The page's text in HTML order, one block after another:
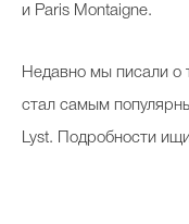
и Paris Montaigne.
Недавно мы писали о
стал самым
Lyst. Подробности